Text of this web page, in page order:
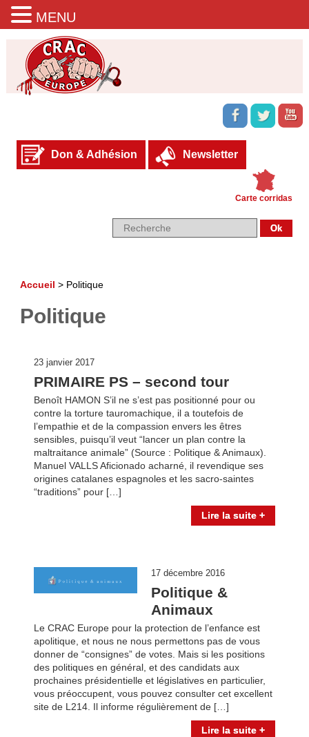
Don & Adhésion Newsletter
Carte corridas
Accueil > Politique
Politique
23 janvier 2017
PRIMAIRE PS – second tour
Benoît HAMON S’il ne s’est pas positionné pour ou
contre la torture tauromachique, il a toutefois de
l’empathie et de la compassion envers les êtres
sensibles, puisqu’il veut “lancer un plan contre la
maltraitance animale” (Source : Politique & Animaux).
Manuel VALLS Aficionado acharné, il revendique ses
origines catalanes espagnoles et les sacro-saintes
“traditions” pour […]
Lire la suite +
17 décembre 2016
Politique &
Animaux
Le CRAC Europe pour la protection de l’enfance est
apolitique, et nous ne nous permettons pas de vous
donner de “consignes” de votes. Mais si les positions
des politiques en général, et des candidats aux
prochaines présidentielle et législatives en particulier,
vous préoccupent, vous pouvez consulter cet excellent
site de L214. Il informe régulièrement de […]
Lire la suite +
MENU